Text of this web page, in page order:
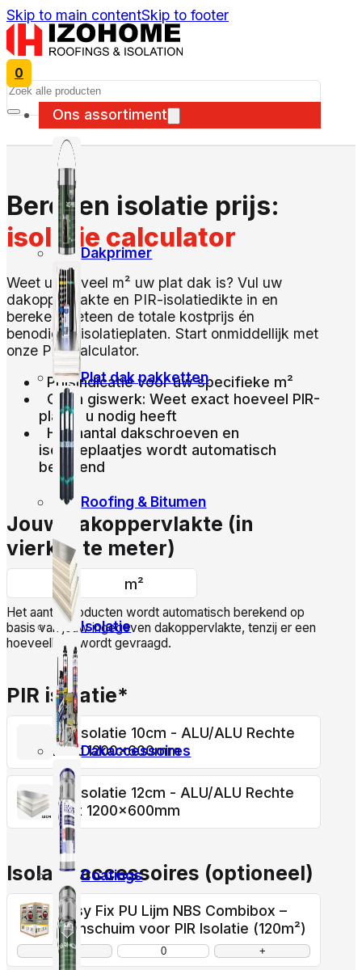
Skip to main contentSkip to footer
0
Ons assortiment
Dakprimer
Plat dak pakketten
Roofing & Bitumen
Isolatie
Dakaccessoires
Coatings
Search
Bereken isolatie prijs:
isolatie calculator
Weet u hoeveel m² uw plat dak is? Vul uw
dakoppervlakte en PIR-isolatiedikte in en
bereken meteen de totale kostprijs én
benodigde isolatieplaten. Start onmiddellijk met
onze PIR-calculator.
Prijsindicatie voor uw specifieke m²
Geen giswerk: Weet exact hoeveel PIR-
platen u nodig heeft
Het aantal dakschroeven en
isolatieplaatjes wordt automatisch
berekend
Jouw dakoppervlakte (in
vierkante meter)
m²
Het aantal producten wordt automatisch berekend op
basis van jouw ingegeven dakoppervlakte, tenzij er een
hoeveelheid wordt gevraagd.
PIR isolatie*
PIR Isolatie 10cm - ALU/ALU Rechte
kant 1200x600mm
PIR Isolatie 12cm - ALU/ALU Rechte
kant 1200x600mm
Isolatieaccessoires (optioneel)
Easy Fix PU Lijm NBS Combibox –
Lijmschuim voor PIR Isolatie (120m²)
− +